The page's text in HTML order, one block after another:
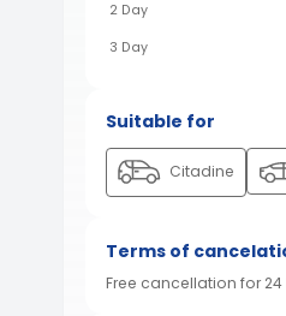
2 Day
3 Day
Suitable for
Citadine
Terms of
Free cancellation for